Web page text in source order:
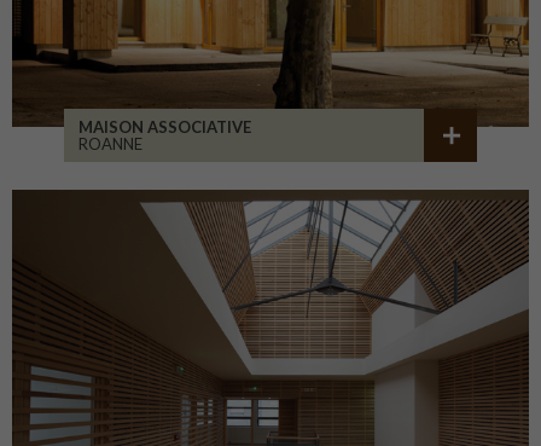
MAISON ASSOCIATIVE
ROANNE